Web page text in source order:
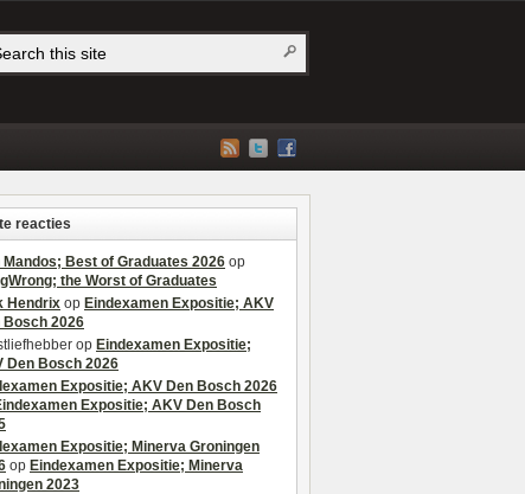
reacties
Mandos; Best of Graduates 2026 op
the Worst of Graduates
Hendrix op Eindexamen Expositie; AKV
Bosch 2026
op Eindexamen Expositie;
Den Bosch 2026
Expositie; AKV Den Bosch 2026
Expositie; AKV Den Bosch
Expositie; Minerva Groningen
op Eindexamen Expositie; Minerva
2023